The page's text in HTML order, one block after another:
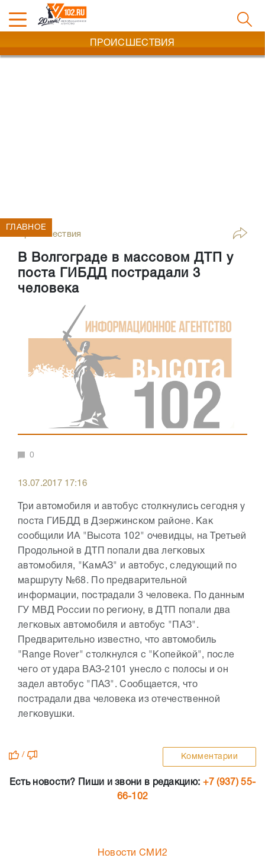
ПРОИСШЕСТВИЯ
Происшествия
В Волгограде в массовом ДТП у
поста ГИБДД пострадали 3
человека
ГЛАВНОЕ
0
13.07.2017 17:16
Три автомобиля и автобус столкнулись сегодня у
поста ГИБДД в Дзержинском районе. Как
сообщили ИА "Высота 102" очевидцы, на Третьей
Продольной в ДТП попали два легковых
автомобиля, "КамАЗ" и автобус, следующий по
маршруту №68. По предварительной
информации, пострадали 3 человека. По данным
ГУ МВД России по региону, в ДТП попали два
легковых автомобиля и автобус "ПАЗ".
Предварительно известно, что автомобиль
"Range Rover" столкнулся с "Копейкой", после
чего от удара ВАЗ-2101 унесло с полосы и он
задел автобус "ПАЗ". Сообщается, что
пострадали два человека из отечественной
легковушки.
/ Комментарии
Есть новости? Пиши и звони в редакцию: +7 (937) 55-
66-102
Новости СМИ2